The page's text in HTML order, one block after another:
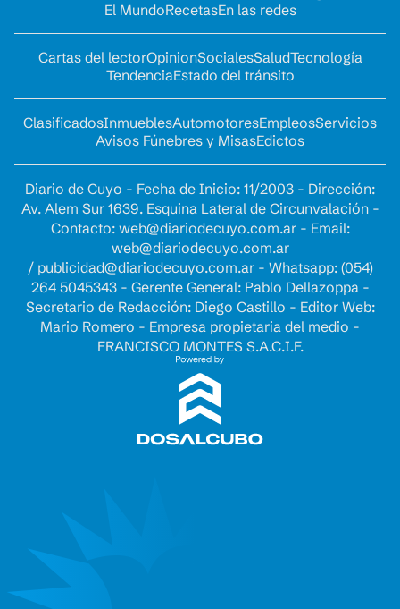
El MundoRecetasEn las redes
Cartas del lectorOpinionSocialesSaludTecnología
TendenciaEstado del tránsito
ClasificadosInmueblesAutomotoresEmpleosServicios
Avisos Fúnebres y MisasEdictos
Diario de Cuyo - Fecha de Inicio: 11/2003 - Dirección:
Av. Alem Sur 1639. Esquina Lateral de Circunvalación -
Contacto: web@diariodecuyo.com.ar- Email:
web@diariodecuyo.com.ar
/ publicidad@diariodecuyo.com.ar- Whatsapp: (054)
264 5045343 - Gerente General: Pablo Dellazoppa -
Secretario de Redacción: Diego Castillo - Editor Web:
Mario Romero - Empresa propietaria del medio -
FRANCISCO MONTES S.A.C.I.F.